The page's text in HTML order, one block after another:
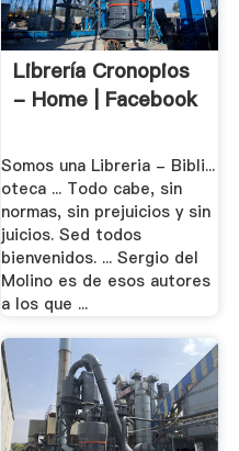
Librería Cronopios
- Home | Facebook
Somos una Libreria - Bibli...
oteca ... Todo cabe, sin
normas, sin prejuicios y sin
juicios. Sed todos
bienvenidos. ... Sergio del
Molino es de esos autores
a los que ...